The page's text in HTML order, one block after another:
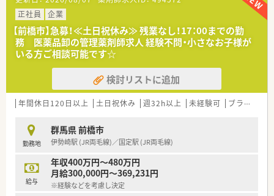
ズに合わせた在宅医療にも取り組んでいます。
■1ヶ月あたりの処方箋枚数は約190枚であり、常勤1名とパート
8名の薬剤師が在籍している体制です。
【想定されるモデル年収】
■ご経験や年齢などを総合的に評価し、入社時の想定年収は500
万円から550万円となるケースが多いです。
■昇給が年1回あるとともに業績と個人評価に応じた賞与が年2
回支給され、日々の頑張りが給与に反映されます。
■将来的に管理薬剤師として活躍される場合には月額5万円の手
【こんな方が活躍中】
■地元での就業を希望し、転居を伴う異動がない環境で腰を据え
て長く働き続けたい方が多数活躍しています。
■仕事と家庭を両立させながら、産前産後休業や育児休業を取得
した後に職場復帰を果たした方が活躍中です。
■今後のキャリアアップを見据え、入社後の充実した研修制度を
正社員
企業
【前橋市】急募！≪土日祝休み≫ 残業なし！17：00までの勤
務 医薬品卸の管理薬剤師求人 経験不問・小さなお子様が
いる方ご相談可能です☆
検討リストに追加
年間休日120日以上 土日祝休み 週32h以上 未経験可 ブランク可
勤務地
群馬県 前橋市
伊勢崎駅 (JR両毛線)／国定駅 (JR両毛線)
給与
年収400万円～480万円
月給300,000円～369,231円
※経験などを考慮し決定